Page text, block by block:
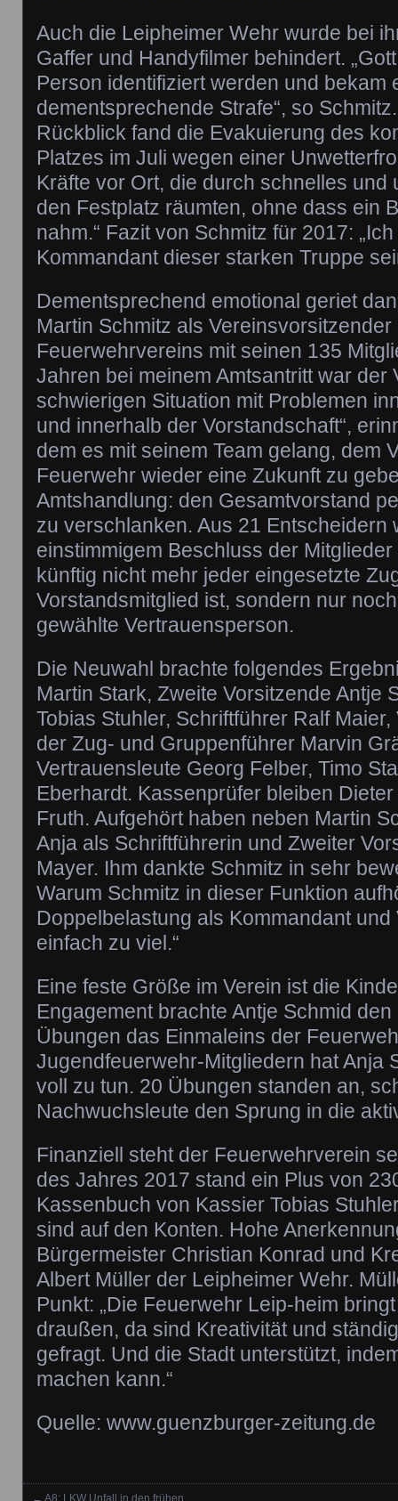
Auch die Leipheimer Wehr wurde bei
Gaffer und Handyfilmer behindert.
Person identifiziert werden und bekam
dementsprechende Strafe“, so
Rückblick fand die Evakuierung des
Platzes im Juli wegen einer
Kräfte vor Ort, die durch schnelles und
den Festplatz räumten, ohne dass ein
nahm.“ Fazit von Schmitz für 2017:
Kommandant dieser starken Truppe
Dementsprechend emotional geriet
Martin Schmitz als Vereinsvorsitzender
Feuerwehrvereins mit seinen 135
Jahren bei meinem Amtsantritt war der
schwierigen Situation mit Problemen
und innerhalb der Vorstandschaft“,
dem es mit seinem Team gelang, dem
Feuerwehr wieder eine Zukunft zu
Amtshandlung: den Gesamtvorstand
zu verschlanken. Aus 21 Entscheidern
einstimmigem Beschluss der
künftig nicht mehr jeder eingesetzte
Vorstandsmitglied ist, sondern nur
gewählte Vertrauensperson.
Die Neuwahl brachte folgendes
Martin Stark, Zweite Vorsitzende Antje
Tobias Stuhler, Schriftführer Ralf
der Zug- und Gruppenführer Marvin
Vertrauensleute Georg Felber, Timo
Eberhardt. Kassenprüfer bleiben
Fruth. Aufgehört haben neben Martin
Anja als Schriftführerin und Zweiter
Mayer. Ihm dankte Schmitz in sehr
Warum Schmitz in dieser Funktion
Doppelbelastung als Kommandant
einfach zu viel.“
Eine feste Größe im Verein ist die
Engagement brachte Antje Schmid
Übungen das Einmaleins der
Jugendfeuerwehr-Mitgliedern hat Anja
voll zu tun. 20 Übungen standen an,
Nachwuchsleute den Sprung in die
Finanziell steht der Feuerwehrverein
des Jahres 2017 stand ein Plus von
Kassenbuch von Kassier Tobias
sind auf den Konten. Hohe
Bürgermeister Christian Konrad und
Albert Müller der Leipheimer Wehr.
Punkt: „Die Feuerwehr Leip-heim
draußen, da sind Kreativität und
gefragt. Und die Stadt unterstützt,
machen kann.“
Quelle: www.guenzburger-zeitung.de
← A8: LKW Unfall in den frühen